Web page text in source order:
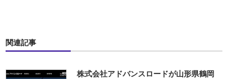
関連記事
株式会社アドバンスロードが山形県鶴岡